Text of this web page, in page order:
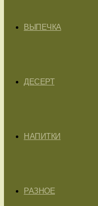
ВЫПЕЧКА
ДЕСЕРТ
НАПИТКИ
РАЗНОЕ